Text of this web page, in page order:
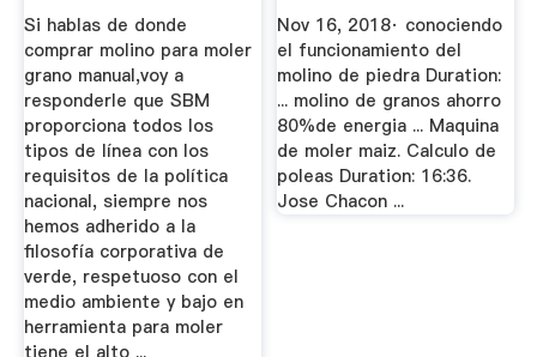
Si hablas de donde
comprar molino para moler
grano manual,voy a
responderle que SBM
proporciona todos los
tipos de línea con los
requisitos de la política
nacional, siempre nos
hemos adherido a la
filosofía corporativa de
verde, respetuoso con el
medio ambiente y bajo en
herramienta para moler
tiene el alto ...
Nov 16, 2018· conociendo
el funcionamiento del
molino de piedra Duration:
... molino de granos ahorro
80%de energia ... Maquina
de moler maiz. Calculo de
poleas Duration: 16:36.
Jose Chacon ...